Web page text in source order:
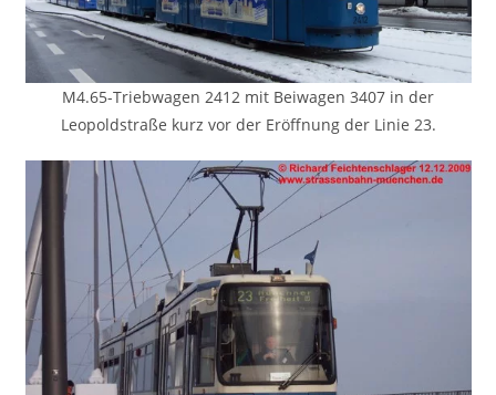
M4.65-Triebwagen 2412 mit Beiwagen 3407 in der
Leopoldstraße kurz vor der Eröffnung der Linie 23.